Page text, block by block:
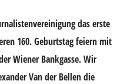
das erste
160. Geburtstag feiern mit
Wiener Bankgasse. Wir
Van der Bellendie